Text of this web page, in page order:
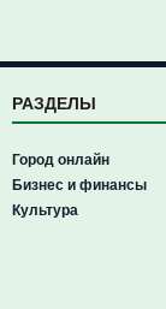
РАЗДЕЛЫ
Город онлайн
Бизнес и финансы
Культура